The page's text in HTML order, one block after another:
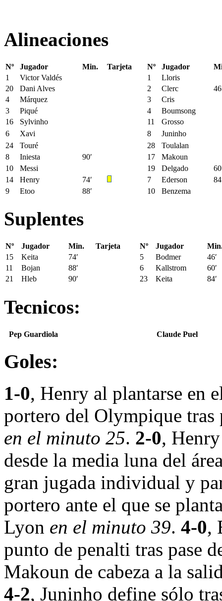
Alineaciones
Nº Jugador Min. Tarjeta Nº Jugador
1
Victor Valdés 1
Lloris
20
Dani Alves 2 Clerc
4
Márquez 3
Cris
3
Piqué 4
Boumsong
16
Sylvinho 11
Grosso
6
Xavi 8
Juninho
24
Touré 28
Toulalan
8
Iniesta 90′ 17
Makoun
10
Messi 19 Delgado
14
Henry 74′ 7 Ederson
9
Etoo 88′ 10 Benzema
Suplentes
Nº Jugador Min. Tarjeta Nº Jugador
15
Keita 74′ 5 Bodmer
46′
11
Bojan 88′ 6 Kallstrom
60′
21
Hleb 90′ 23 Keita 84′
Tecnicos:
Pep Guardiola Claude Puel
Goles:
1-0, Henry al plantarse en
portero del Olympique tras
en el minuto 25. 2-0,
desde la media luna del
gran jugada individual y
portero ante el que se
Lyon en el minuto 39. 4-0,
punto de penalti tras pase
Makoun de cabeza a la
4-2, Juninho define sólo